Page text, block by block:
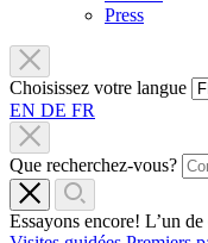
Press
Choisissez votre langue
EN DE FR
Que recherchez-vous?
Essayons encore! L’un